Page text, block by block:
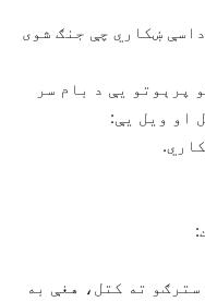
ښکاري چې جنګ شوی
پرېوتو یې د بام سر
او ویل یې:
ته کتل، هغې به